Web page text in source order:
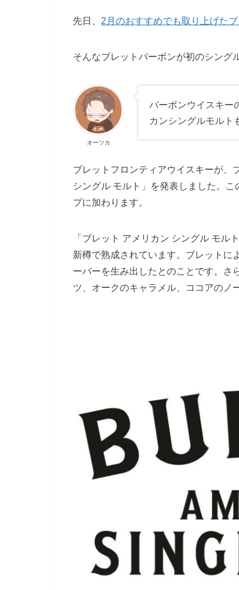
先日、 2月のおすすめでも取り上げた
そんなブレットバーボンが初のシング
オーツカ
バーボンウイスキー
カンシングルモルト
ブレットフロンティアウイスキーが、
シングル モルト」を発表しました。
プに加わります。
「ブレット アメリカン シングル モ
新樽で熟成されています。ブレットに
ーバーを生み出したとのことです。さ
ツ、オークのキャラメル、ココアのノ